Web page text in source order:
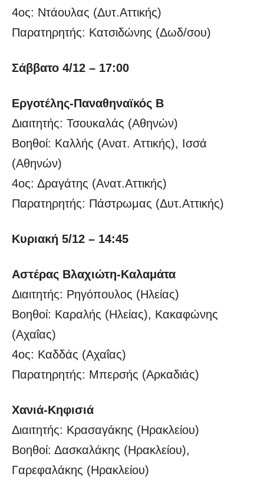
4ος: Ντάουλας (Δυτ.Αττικής)
Παρατηρητής: Κατσιδώνης (Δωδ/σου)
Σάββατο 4/12 – 17:00
Εργοτέλης-Παναθηναϊκός Β
Διαιτητής: Τσουκαλάς (Αθηνών)
Βοηθοί: Καλλής (Ανατ. Αττικής), Ισσά
(Αθηνών)
4ος: Δραγάτης (Ανατ.Αττικής)
Παρατηρητής: Πάστρωμας (Δυτ.Αττικής)
Κυριακή 5/12 – 14:45
Αστέρας Βλαχιώτη-Καλαμάτα
Διαιτητής: Ρηγόπουλος (Ηλείας)
Βοηθοί: Καραλής (Ηλείας), Κακαφώνης
(Αχαΐας)
4ος: Καδδάς (Αχαΐας)
Παρατηρητής: Μπερσής (Αρκαδιάς)
Χανιά-Κηφισιά
Διαιτητής: Κρασαγάκης (Ηρακλείου)
Βοηθοί: Δασκαλάκης (Ηρακλείου),
Γαρεφαλάκης (Ηρακλείου)